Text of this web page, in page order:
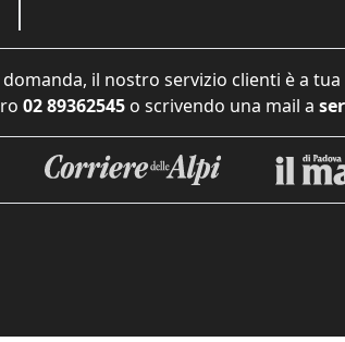
il nostro servizio clienti è a
02 89362545 o scrivendo una mail a